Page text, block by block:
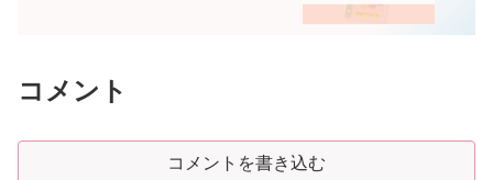
コメント
コメントを書き込む